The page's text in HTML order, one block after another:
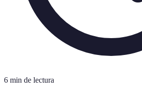
6 min de lectura